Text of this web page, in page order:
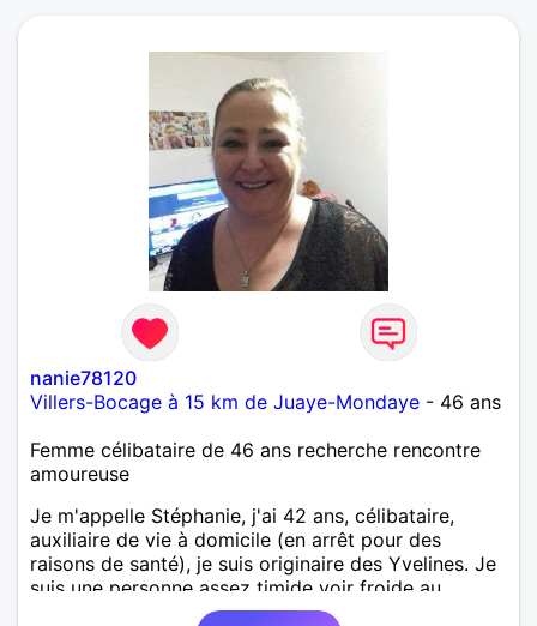
nanie78120
Villers-Bocage à 15 km de Juaye-Mondaye - 46 ans
Femme célibataire de 46 ans recherche rencontre
amoureuse
Je m'appelle Stéphanie, j'ai 42 ans, célibataire,
auxiliaire de vie à domicile (en arrêt pour des
raisons de santé), je suis originaire des Yvelines. Je
suis une personne assez timide voir froide au
premier abord (selon mes proches) mais en fait,